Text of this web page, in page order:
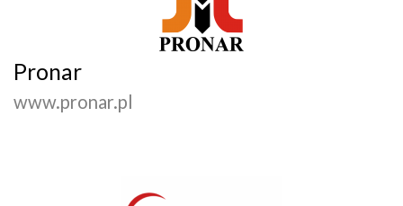
Pronar
www.pronar.pl